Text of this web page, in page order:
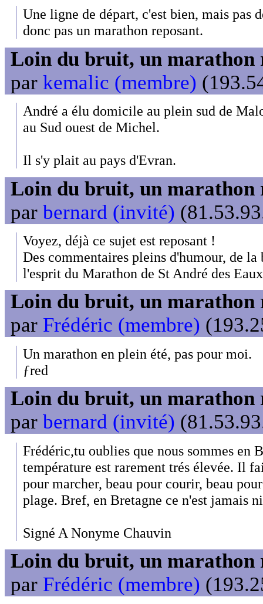
Une ligne de départ, c'est bien, mais pas
donc pas un marathon reposant.
Loin du bruit, un marathon
par kemalic (membre)
André a élu domicile au plein sud de
au Sud ouest de Michel.
Il s'y plait au pays d'Evran.
Loin du bruit, un marathon
par bernard (invité)
Voyez, déjà ce sujet est reposant !
Des commentaires pleins d'humour, de la
l'esprit du Marathon de St André des
Loin du bruit, un marathon
par Frédéric (membre)
Un marathon en plein été, pas pour moi.
ƒred
Loin du bruit, un marathon
par bernard (invité)
Frédéric,tu oublies que nous sommes en
température est rarement trés élevée. Il
pour marcher, beau pour courir, beau
plage. Bref, en Bretagne ce n'est jamais
Signé A Nonyme Chauvin
Loin du bruit, un marathon
par Frédéric (membre)